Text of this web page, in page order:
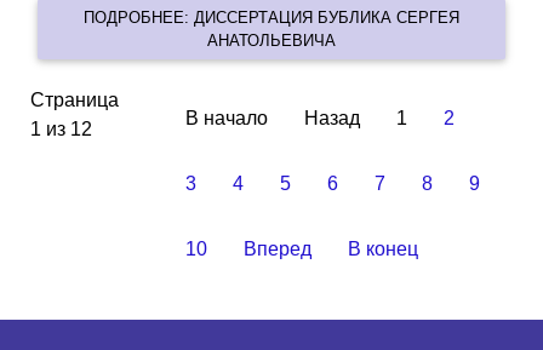
ПОДРОБНЕЕ: ДИССЕРТАЦИЯ БУБЛИКА СЕРГЕЯ
АНАТОЛЬЕВИЧА
Страница
1 из 12
В начало Назад 1 2
3 4 5 6 7 8 9
10 Вперед В конец